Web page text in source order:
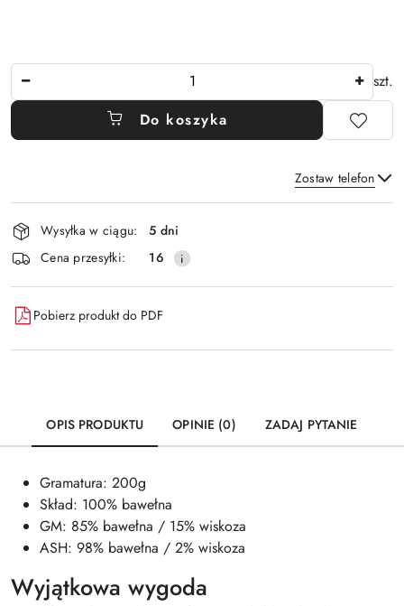
szt.
Do koszyka
Zostaw telefon
Wyślij
Dostępność
i
dostawa
Wysyłka w ciągu:
5 dni
Cena przesyłki:
16
Pobierz produkt do PDF
OPIS PRODUKTU OPINIE (0) ZADAJ PYTANIE
Gramatura: 200g
Skład: 100% bawełna
GM: 85% bawełna / 15% wiskoza
ASH: 98% bawełna / 2% wiskoza
Wyjątkowa wygoda